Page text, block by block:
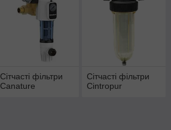
Сітчасті фільтри
Canature
Сітчасті фільтри
Cintropur